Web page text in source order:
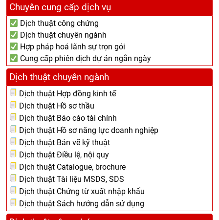
Chuyên cung cấp dịch vụ
Dịch thuật công chứng
Dịch thuật chuyên ngành
Hợp pháp hoá lãnh sự trọn gói
Cung cấp phiên dịch dự án ngắn ngày
Dịch thuật chuyên ngành
Dịch thuật Hợp đồng kinh tế
Dịch thuật Hồ sơ thầu
Dịch thuật Báo cáo tài chính
Dịch thuật Hồ sơ năng lực doanh nghiệp
Dịch thuật Bản vẽ kỹ thuật
Dịch thuật Điều lệ, nội quy
Dịch thuật Catalogue, brochure
Dịch thuật Tài liệu MSDS, SDS
Dịch thuật Chứng từ xuất nhập khẩu
Dịch thuật Sách hướng dẫn sử dụng